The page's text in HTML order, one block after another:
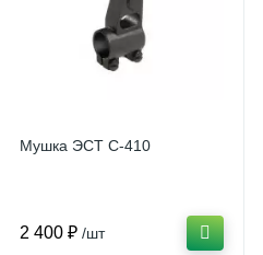
Мушка ЭСТ С-410
2 400 ₽ /шт